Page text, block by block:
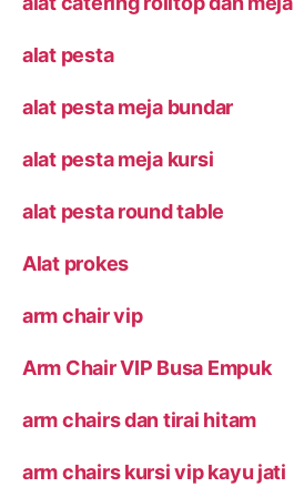
alat pesta
alat pesta meja bundar
alat pesta meja kursi
alat pesta round table
Alat prokes
arm chair vip
Arm Chair VIP Busa Empuk
arm chairs dan tirai hitam
arm chairs kursi vip kayu jati